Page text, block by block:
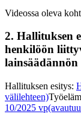
Videossa oleva
2. Hallituksen
henkilöön
Hallituksen esitys:
välilehteen)
10/2025 vp